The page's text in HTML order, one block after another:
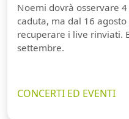
Noemi dovrà osservare
caduta, ma dal 16
recuperare i live rinviati.
settembre.
CONCERTI ED EVENTI